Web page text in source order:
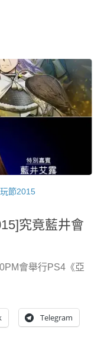
節2015
究竟藍井會
會舉行PS4《亞
Telegram